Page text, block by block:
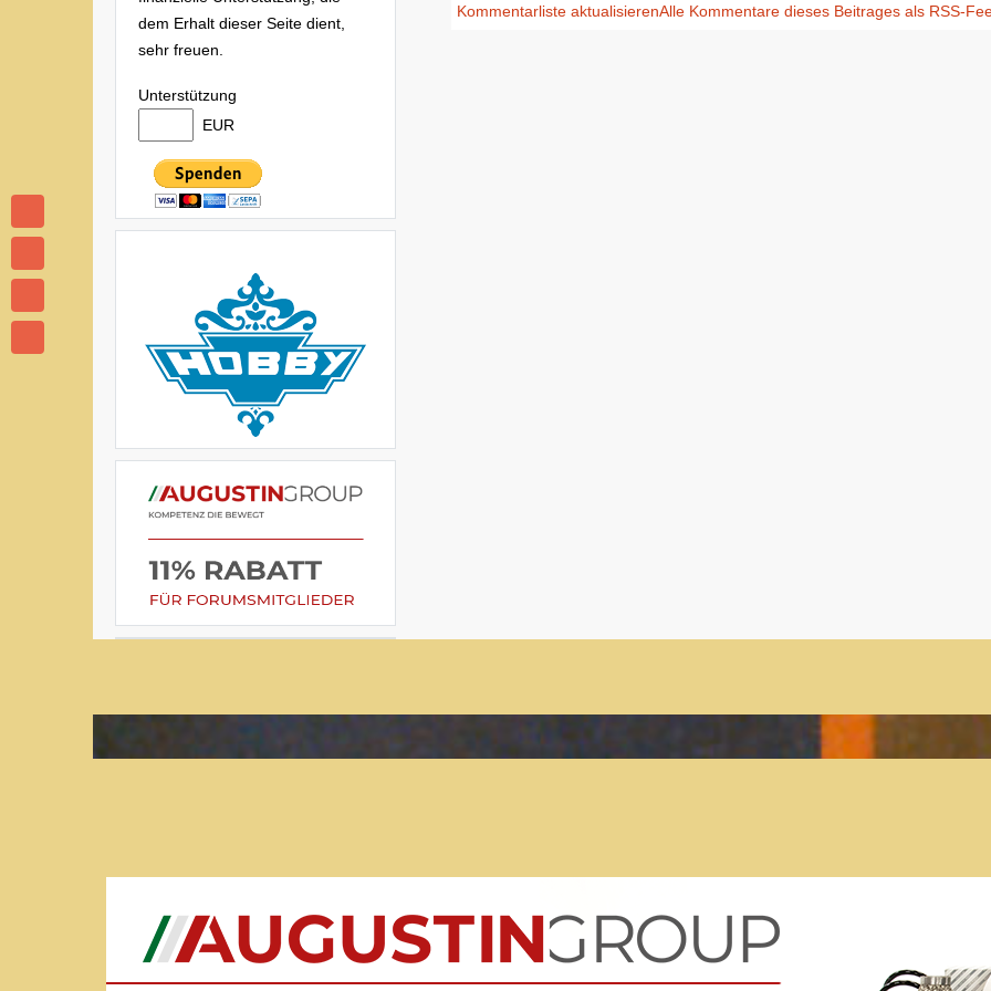
dem Erhalt dieser Seite dient,
sehr freuen.
Unterstützung
EUR
Kommentarliste aktualisierenAlle Kommentare dieses Beitrages als RSS-